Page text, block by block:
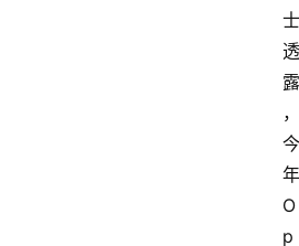
士
透
露
，
今
年
O
p